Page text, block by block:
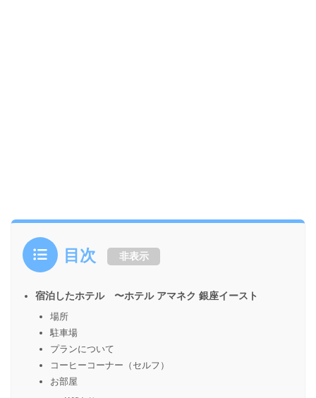
目次 非表示
宿泊したホテル 〜ホテル アマネク 銀座イースト
場所
駐車場
プランについて
コーヒーコーナー（セルフ）
お部屋